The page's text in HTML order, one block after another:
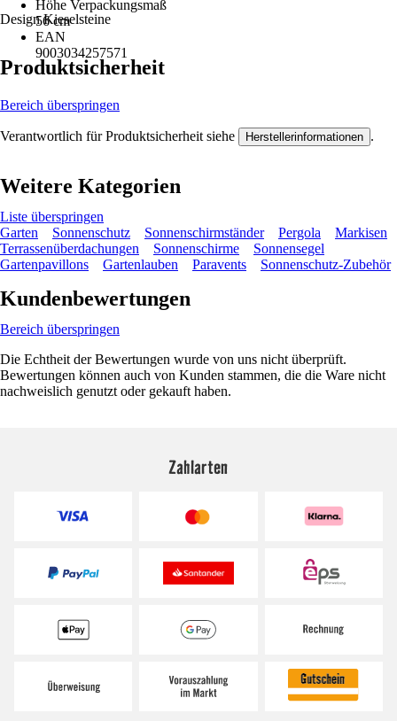
Höhe Verpackungsmaß
56 cm
EAN
9003034257571
Design Kieselsteine
Produktsicherheit
Bereich überspringen
Verantwortlich für Produktsicherheit siehe Herstellerinformationen .
Weitere Kategorien
Liste überspringen
Garten
Sonnenschutz Sonnenschirmständer Pergola
Markisen
Terrassenüberdachungen
Sonnenschirme
Sonnensegel
Gartenpavillons
Gartenlauben Paravents Sonnenschutz-Zubehör
Kundenbewertungen
Bereich überspringen
Die Echtheit der Bewertungen wurde von uns nicht überprüft.
Bewertungen können auch von Kunden stammen, die die Ware nicht
nachweislich genutzt oder gekauft haben.
Zahlarten